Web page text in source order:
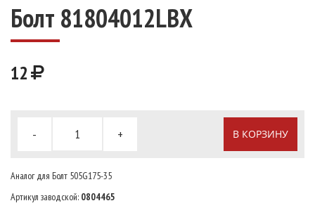
Болт 81804012LBX
12
- + В КОРЗИНУ
Аналог для Болт 505G175-35
Артикул заводской: 0804465